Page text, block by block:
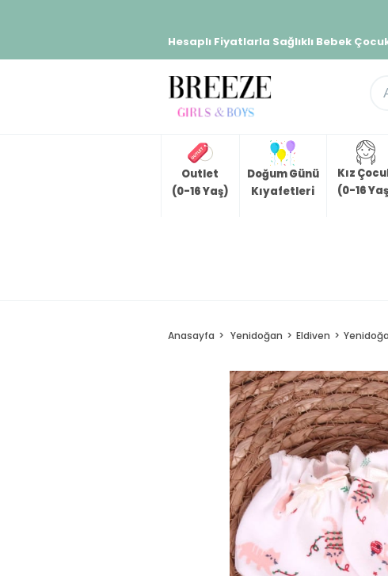
Hesaplı Fiyatlarla Sağlıklı Bebek
Outlet
(0-16 Yaş)
Doğum Günü
Kıyafetleri
Kız
(0-16
Anasayfa Yenidoğan Eldiven